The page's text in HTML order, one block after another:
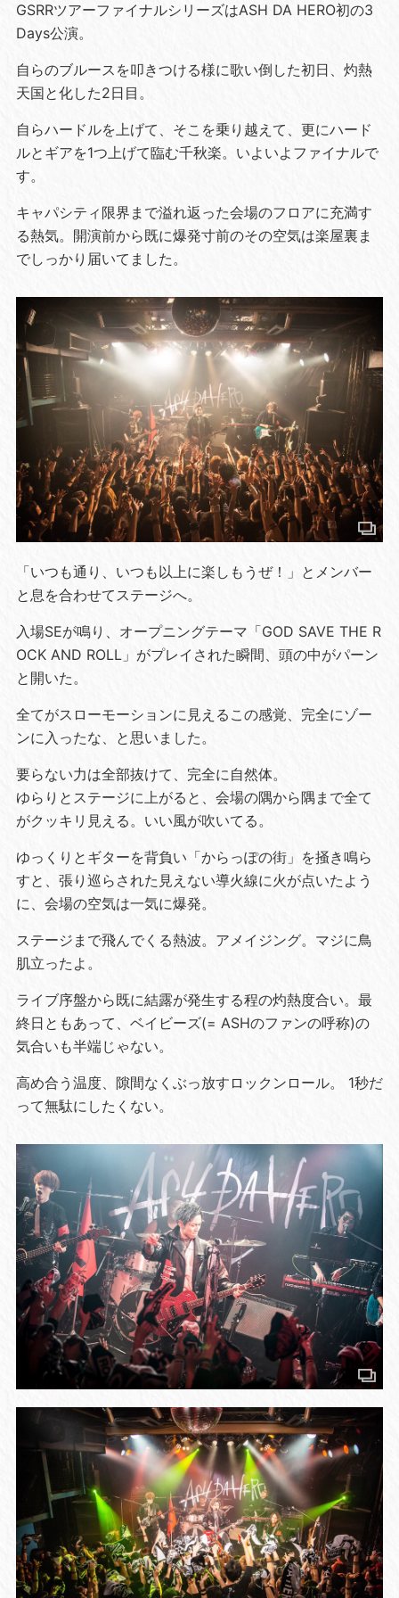
GSRRツアーファイナルシリーズはASH DA HERO初の3
Days公演。
自らのブルースを叩きつける様に歌い倒した初日、灼熱
天国と化した2日目。
自らハードルを上げて、そこを乗り越えて、更にハード
ルとギアを1つ上げて臨む千秋楽。いよいよファイナルで
す。
キャパシティ限界まで溢れ返った会場のフロアに充満す
る熱気。開演前から既に爆発寸前のその空気は楽屋裏ま
でしっかり届いてました。
「いつも通り、いつも以上に楽しもうぜ！」とメンバー
と息を合わせてステージへ。
入場SEが鳴り、オープニングテーマ「GOD SAVE THE R
OCK AND ROLL」がプレイされた瞬間、頭の中がパーン
と開いた。
全てがスローモーションに見えるこの感覚、完全にゾー
ンに入ったな、と思いました。
要らない力は全部抜けて、完全に自然体。
ゆらりとステージに上がると、会場の隅から隅まで全て
がクッキリ見える。いい風が吹いてる。
ゆっくりとギターを背負い「からっぽの街」を掻き鳴ら
すと、張り巡らされた見えない導火線に火が点いたよう
に、会場の空気は一気に爆発。
ステージまで飛んでくる熱波。アメイジング。マジに鳥
肌立ったよ。
ライブ序盤から既に結露が発生する程の灼熱度合い。最
終日ともあって、ベイビーズ(= ASHのファンの呼称)の
気合いも半端じゃない。
高め合う温度、隙間なくぶっ放すロックンロール。 1秒だ
って無駄にしたくない。